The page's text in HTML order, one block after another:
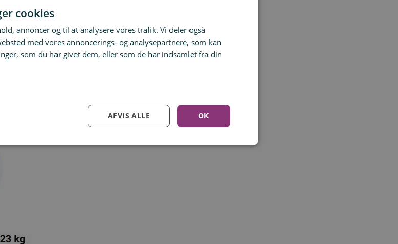
cookies
annoncer og til at analysere vores trafik. Vi deler også
med vores annoncerings- og analysepartnere, som kan
som du har givet dem, eller som de har indsamlet fra din
OK
AFVIS ALLE